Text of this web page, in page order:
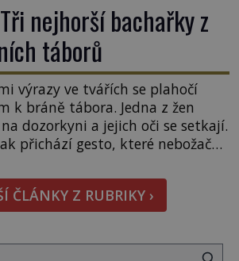
nejhorší bachařky z
táborů
výrazy ve tvářích se plahočí
k bráně tábora. Jedna z žen
dozorkyni a jejich oči se setkají.
přichází gesto, které nebožačku
Josef Mengele (1911–
Himmler (1900–1945) zná každý,
jen otřela. Jenže […]
ČLÁNKY Z RUBRIKY ›